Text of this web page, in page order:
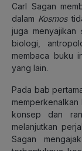
Carl Sagan
dalam Kosmos
juga menyajikan
biologi,
membaca buku
yang lain.
Pada bab
konsep dan
melanjutkan
Sagan